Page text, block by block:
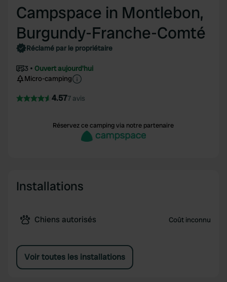
Campspace in Montlebon,
Burgundy-Franche-Comté
Réclamé par le propriétaire
3
Ouvert aujourd'hui
Micro-camping
4.577 avis
Réservez ce camping via notre partenaire
Installations
Chiens autorisés Coût inconnu
Voir toutes les installations